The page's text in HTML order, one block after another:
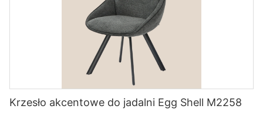
Krzesło akcentowe do jadalni Egg Shell M2258